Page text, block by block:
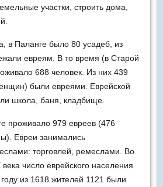
участки, строить дома,
в Паланге было 80 усадеб, из
евреям. В то время (в Старой
688 человек. Из них 439
были евреями. Еврейской
школа, баня, кладбище.
проживало 979 евреев (476
Евреи занимались
торговлей, ремеслами. Во
число еврейского населения
из 1618 жителей 1121 были